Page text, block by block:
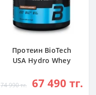
Протеин BioTech
USA Hydro Whey
74 990 тг. 67 490 тг.